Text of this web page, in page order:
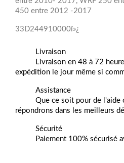
450 entre 2012 -2017
33D244910000ï»¿
Livraison
Livraison en 48 à 72
expédition le jour même si
Assistance
Que ce soit pour de l'aide
répondrons dans les meilleurs
Sécurité
Paiement 100% sécurisé